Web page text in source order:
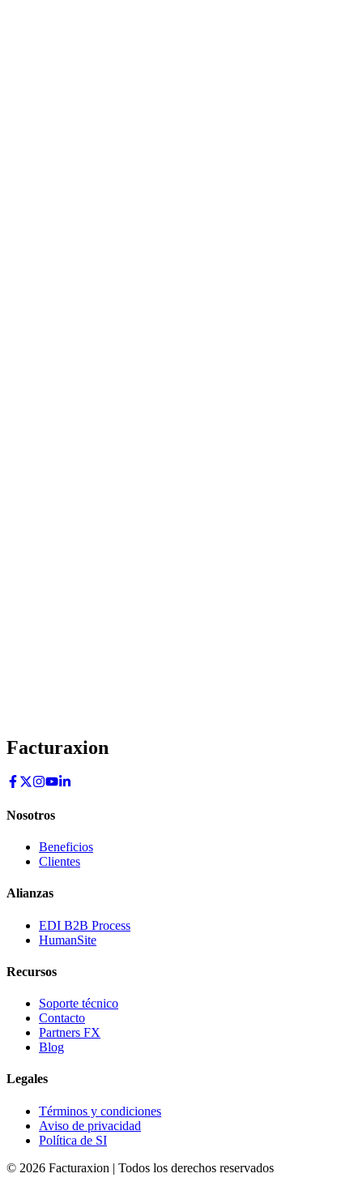
Facturaxion
Nosotros
Beneficios
Clientes
Alianzas
EDI B2B Process
HumanSite
Recursos
Soporte técnico
Contacto
Partners FX
Blog
Legales
Términos y condiciones
Aviso de privacidad
Política de SI
© 2026 Facturaxion | Todos los derechos reservados